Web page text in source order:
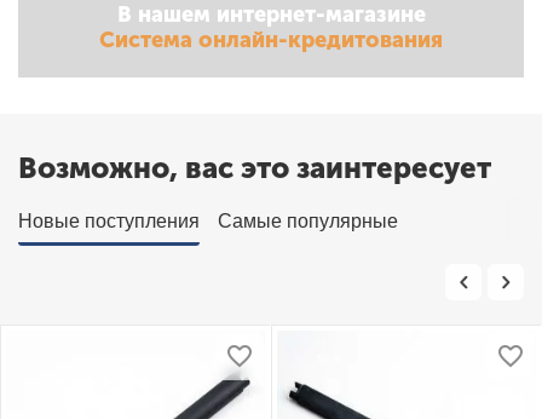
В нашем интернет-магазине
Система онлайн-кредитования
Возможно, вас это заинтересует
Новые поступления Самые популярные